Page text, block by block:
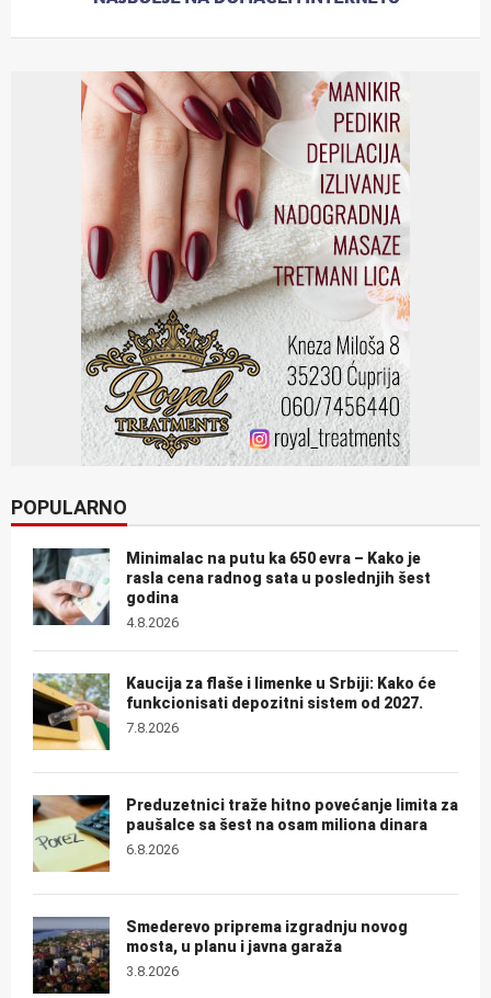
POPULARNO
Minimalac na putu ka 650 evra – Kako je
rasla cena radnog sata u poslednjih šest
godina
4.8.2026
Kaucija za flaše i limenke u Srbiji: Kako će
funkcionisati depozitni sistem od 2027.
7.8.2026
Preduzetnici traže hitno povećanje limita za
paušalce sa šest na osam miliona dinara
6.8.2026
Smederevo priprema izgradnju novog
mosta, u planu i javna garaža
3.8.2026